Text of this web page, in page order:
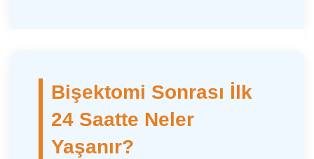
Bişektomi Sonrası İlk
24 Saatte Neler
Yaşanır?